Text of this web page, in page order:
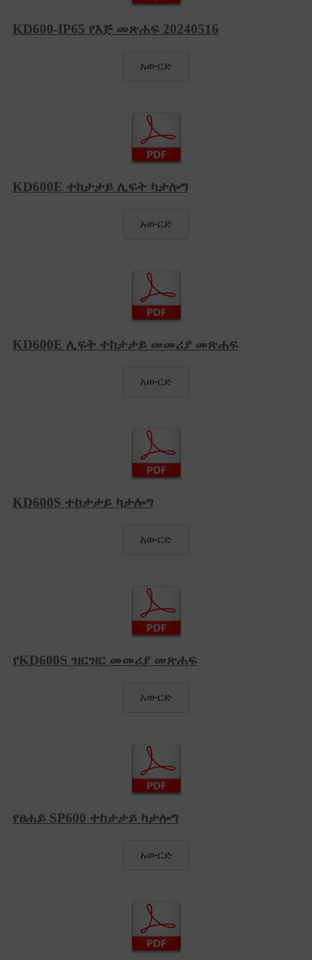
KD600-IP65 የእጅ መጽሐፍ 20240516
አውርድ
KD600E ተከታታይ ሊፍት ካታሎግ
አውርድ
KD600E ሊፍት ተከታታይ መመሪያ መጽሐፍ
አውርድ
KD600S ተከታታይ ካታሎግ
አውርድ
የKD600S ዝርዝር መመሪያ መጽሐፍ
አውርድ
የፀሐይ SP600 ተከታታይ ካታሎግ
አውርድ